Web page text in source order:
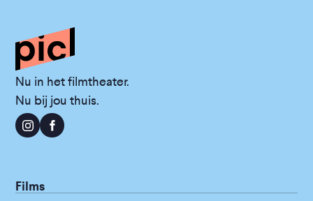
Nu in het filmtheater.
Nu bij jou thuis.
Films